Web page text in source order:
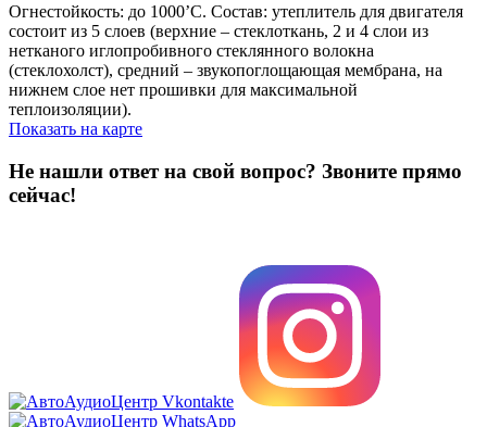
Огнестойкость: до 1000’С. Состав: утеплитель для двигателя
состоит из 5 слоев (верхние – стеклоткань, 2 и 4 слои из
нетканого иглопробивного стеклянного волокна
(стеклохолст), средний – звукопоглощающая мембрана, на
нижнем слое нет прошивки для максимальной
теплоизоляции).
Показать на карте
Не нашли ответ на свой вопрос? Звоните прямо
сейчас!